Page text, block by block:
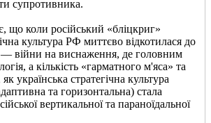
супротивника.
що коли російський «бліцкриг»
культура РФ миттєво відкотилася до
— війни на виснаження, де головним
а кількість «гарматного м'яса» та
українська стратегічна культура
та горизонтальна) стала
вертикальної та параноїдальної